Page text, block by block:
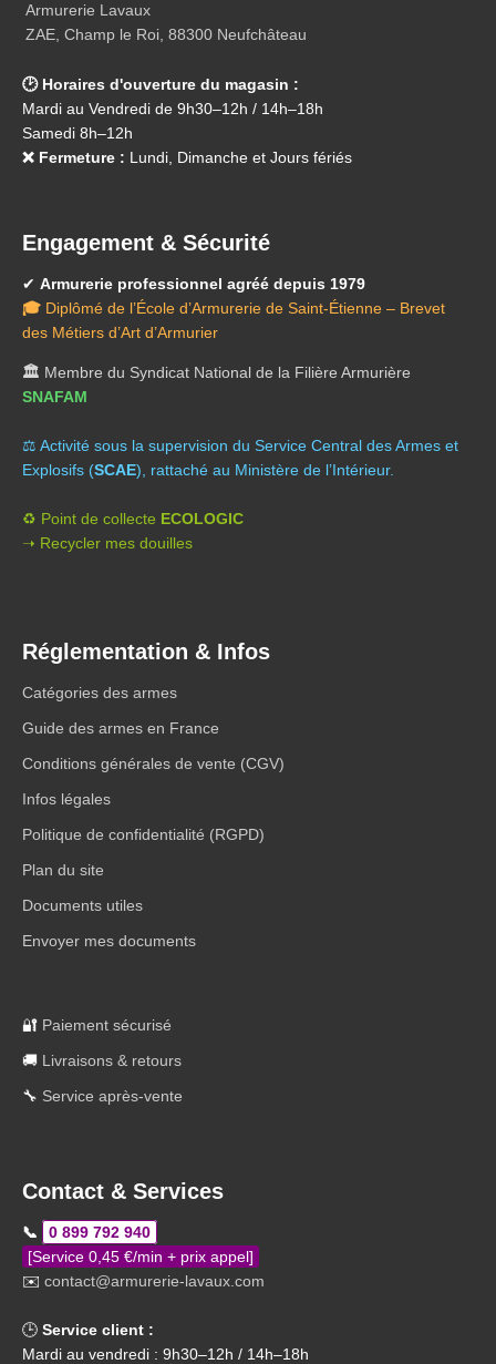
Armurerie Lavaux
ZAE, Champ le Roi, 88300 Neufchâteau
🕑 Horaires d'ouverture du magasin :
Mardi au Vendredi de 9h30–12h / 14h–18h
Samedi 8h–12h
❌ Fermeture : Lundi, Dimanche et Jours fériés
Engagement & Sécurité
✔ Armurerie professionnel agréé depuis 1979
🎓 Diplômé de l’École d’Armurerie de Saint-Étienne – Brevet
des Métiers d’Art d’Armurier
🏛️ Membre du Syndicat National de la Filière Armurière
SNAFAM
⚖️ Activité sous la supervision du Service Central des Armes et
Explosifs (SCAE), rattaché au Ministère de l’Intérieur.
♻️ Point de collecte ECOLOGIC
➝ Recycler mes douilles
Réglementation & Infos
Catégories des armes
Guide des armes en France
Conditions générales de vente (CGV)
Infos légales
Politique de confidentialité (RGPD)
Plan du site
Documents utiles
Envoyer mes documents
🔐 Paiement sécurisé
🚚 Livraisons & retours
🔧 Service après-vente
Contact & Services
📞
0 899 792 940
[Service 0,45 €/min + prix appel]
✉️ contact@armurerie-lavaux.com
🕒 Service client :
Mardi au vendredi : 9h30–12h / 14h–18h